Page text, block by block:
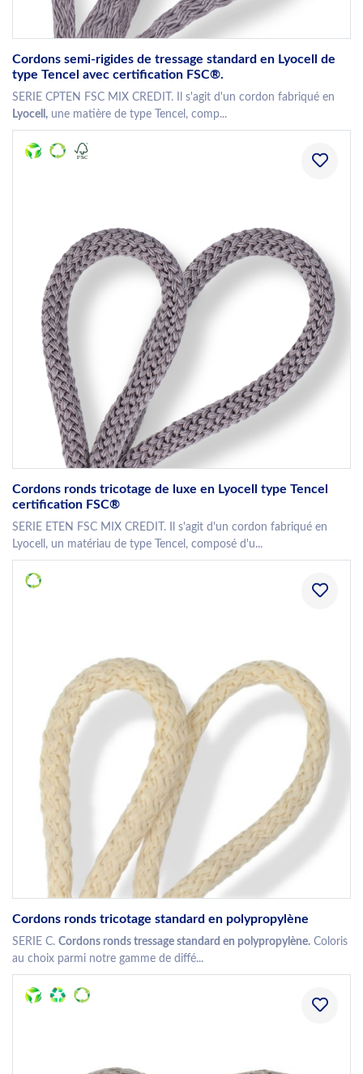
Cordons semi-rigides de tressage standard en Lyocell de
type Tencel avec certification FSC®.
SERIE CPTEN FSC MIX CREDIT. Il s'agit d'un cordon fabriqué en
Lyocell, une matière de type Tencel, comp...
Cordons ronds tricotage de luxe en Lyocell type Tencel
certification FSC®
SERIE ETEN FSC MIX CREDIT. Il s'agit d'un cordon fabriqué en
Lyocell, un matériau de type Tencel, composé d'u...
Cordons ronds tricotage standard en polypropylène
SERIE C. Cordons ronds tressage standard en polypropylène. Coloris
au choix parmi notre gamme de diffé...